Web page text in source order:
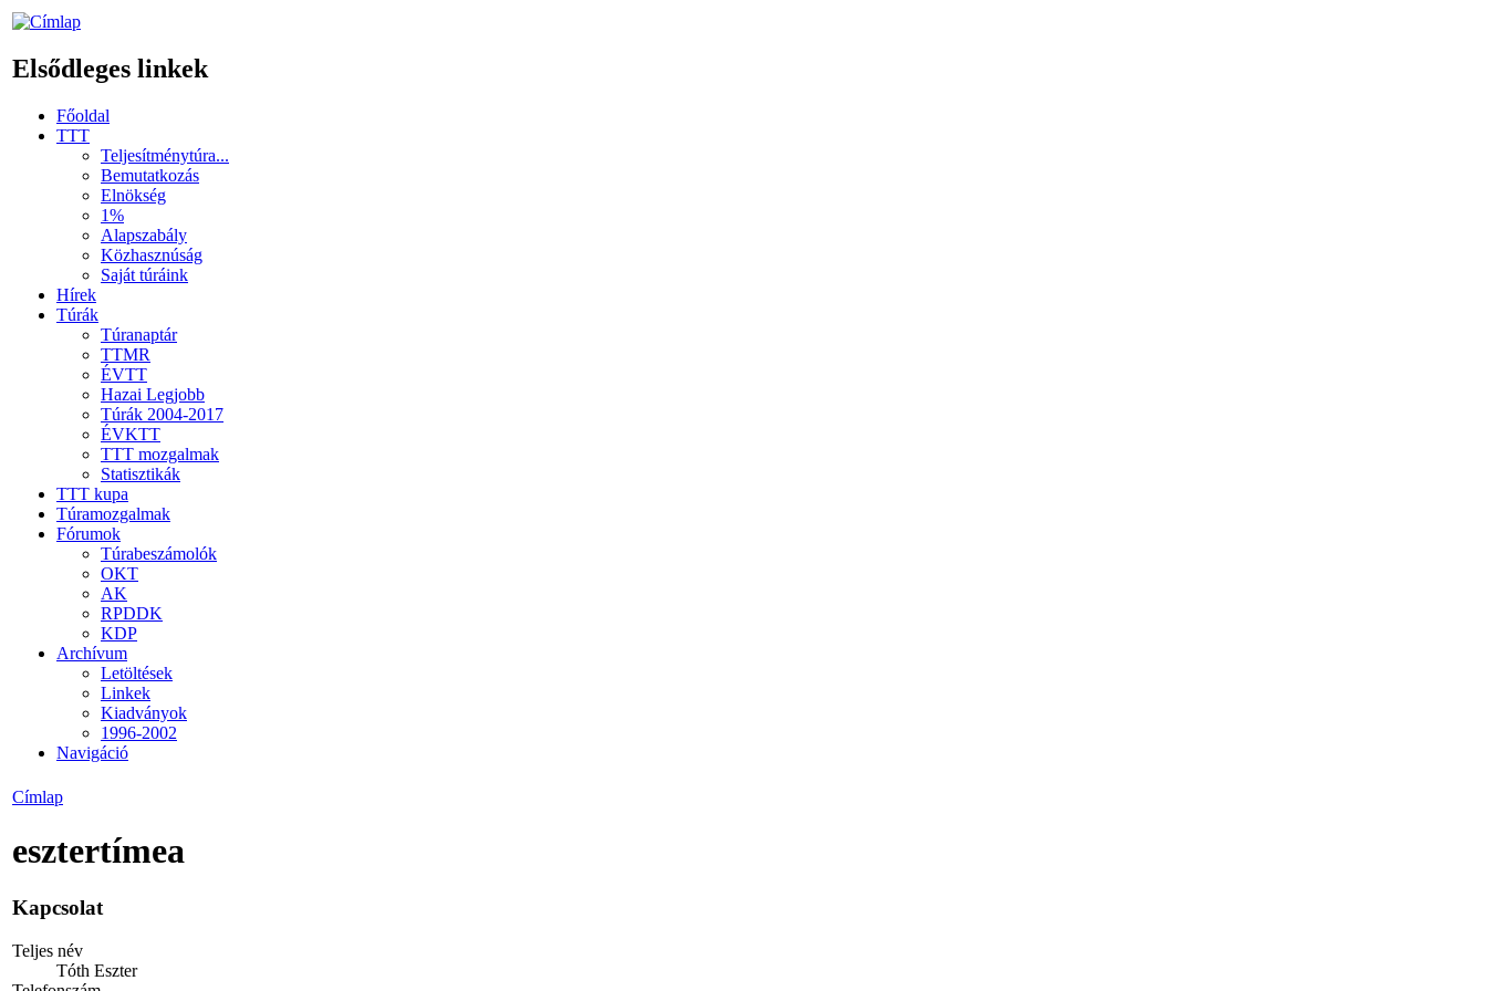
Elsődleges linkek
Főoldal
TTT
Teljesítménytúra...
Bemutatkozás
Elnökség
1%
Alapszabály
Közhasznúság
Saját túráink
Hírek
Túrák
Túranaptár
TTMR
ÉVTT
Hazai Legjobb
Túrák 2004-2017
ÉVKTT
TTT mozgalmak
Statisztikák
TTT kupa
Túramozgalmak
Fórumok
Túrabeszámolók
OKT
AK
RPDDK
KDP
Archívum
Letöltések
Linkek
Kiadványok
1996-2002
Navigáció
Címlap
esztertímea
Kapcsolat
Teljes név
Tóth Eszter